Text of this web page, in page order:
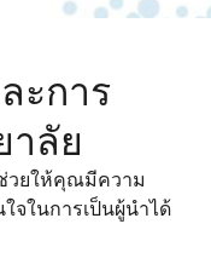
ะการ
าลัย
วยให้คุณมีความ
จในการเป็นผู้นำได้